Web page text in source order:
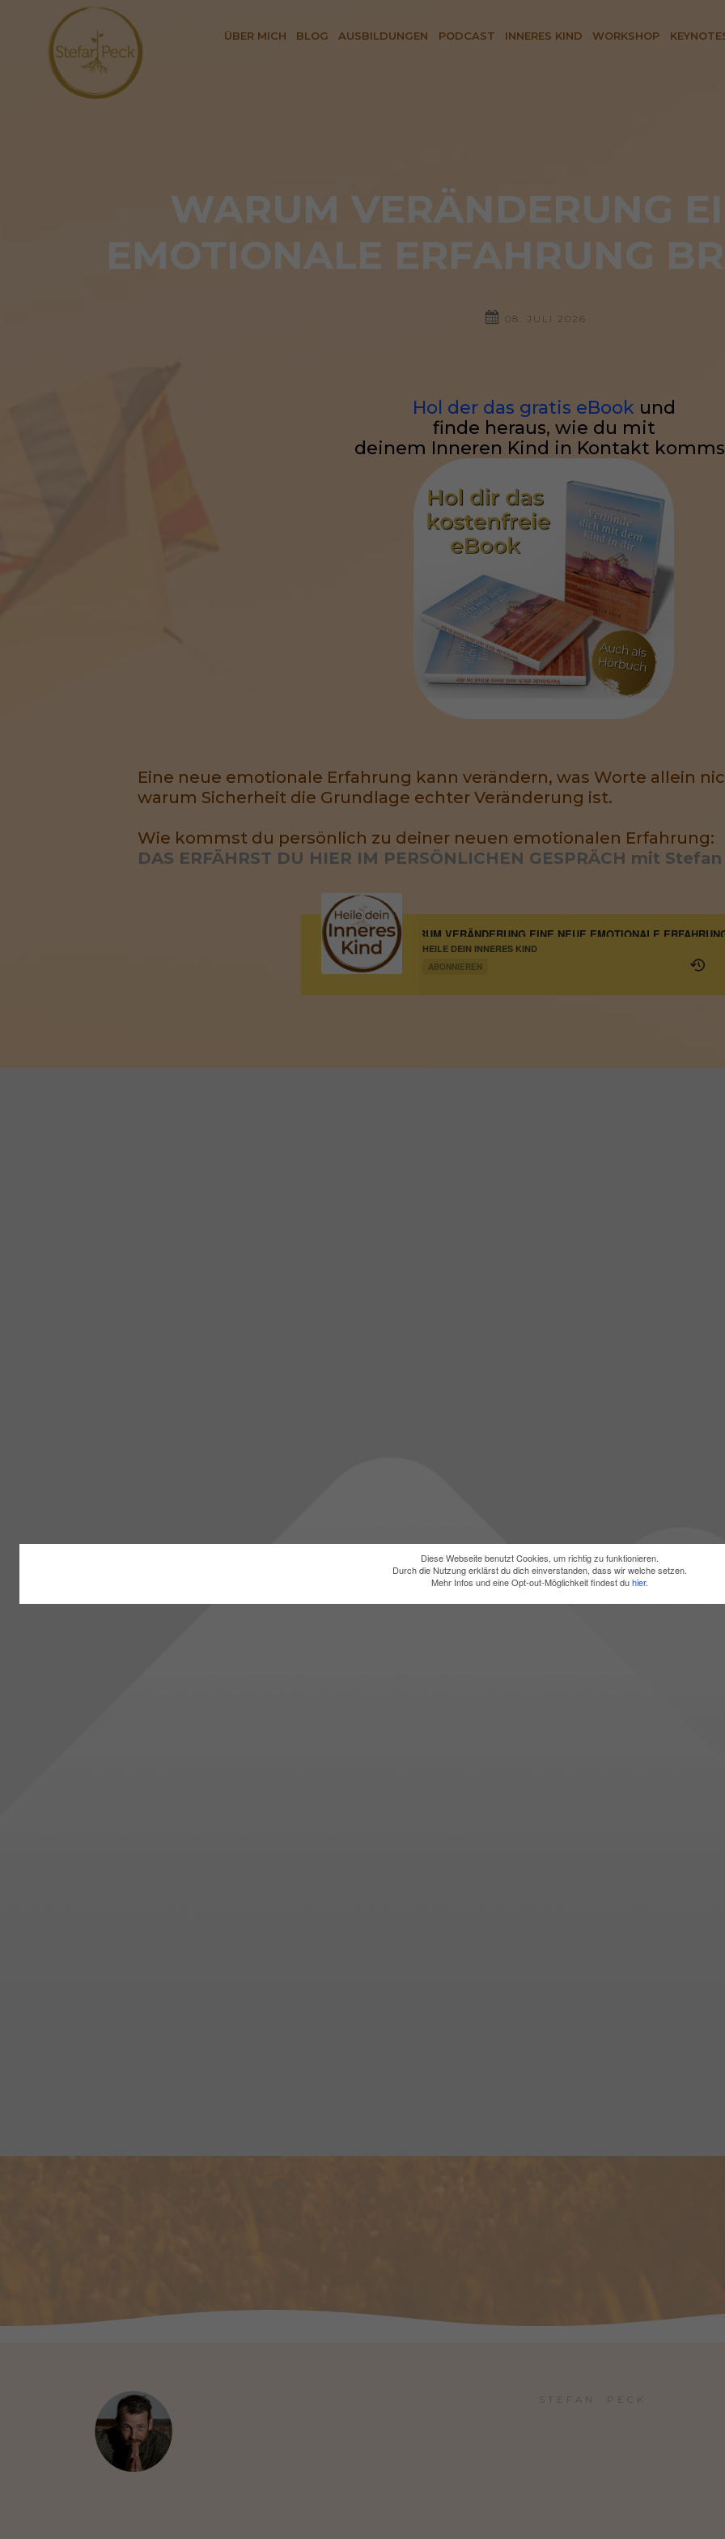
ÜBER MICH BLOG AUSBILDUNGEN PODCAST INNERES KIND WORKSHOP
WARUM VERÄNDERUNG
EMOTIONALE ERFAHRUNG
08. JULI 2026
Hol der das gratis eBook und
finde heraus, wie du mit
deinem Inneren Kind in Kontakt
Eine neue emotionale Erfahrung kann verändern, was Worte allein
warum Sicherheit die Grundlage echter Veränderung ist.
Wie kommst du persönlich zu deiner neuen emotionalen Erfahrung:
DAS ERFÄHRST DU HIER IM PERSÖNLICHEN GESPRÄCH mit Stefan
HEILE DEIN INNERES KIND
ABONNIEREN
WARUM VERÄNDERUNG EINE NEUE EMOTIONALE
STEFAN  PECK
Diese Webseite benutzt Cookies, um richtig zu funktionieren.
Durch die Nutzung erklärst du dich einverstanden, dass wir welche setzen.
Mehr Infos und eine Opt-out-Möglichkeit findest duhier.